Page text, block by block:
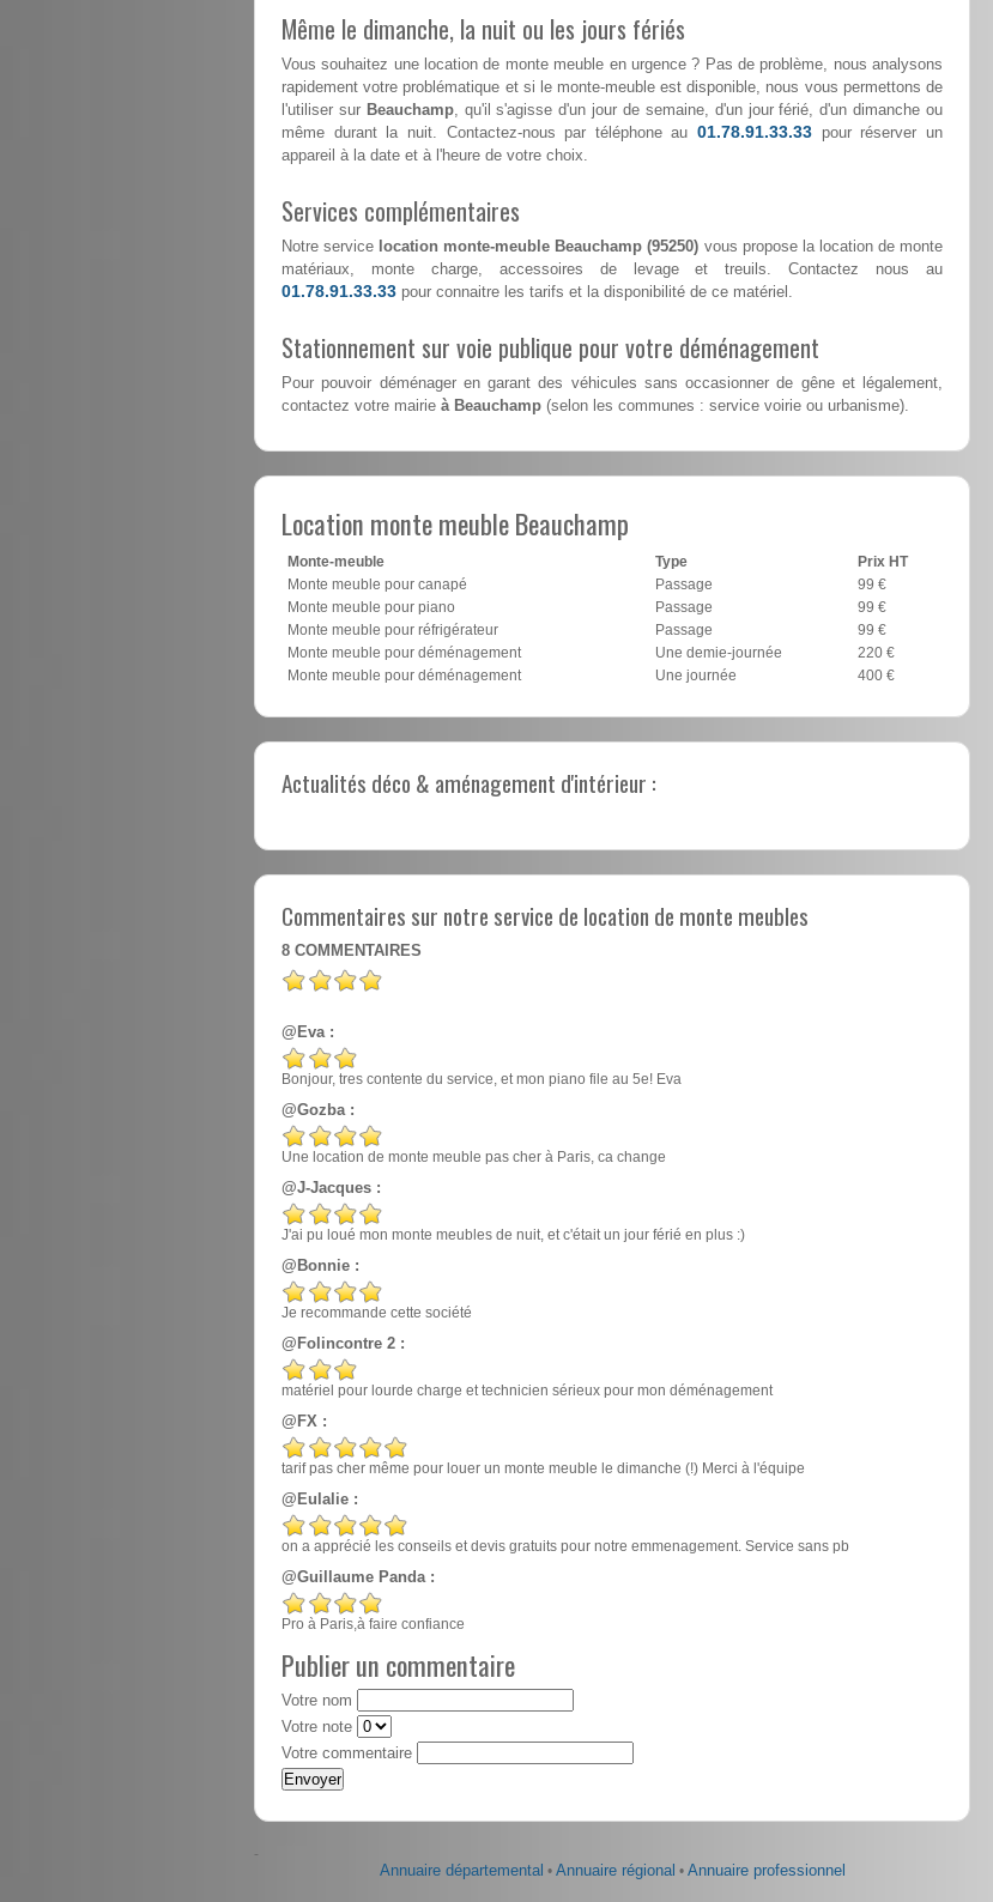
Même le dimanche, la nuit ou les jours fériés
Vous souhaitez une location de monte meuble en urgence ? Pas de problème, nous analysons
rapidement votre problématique et si le monte-meuble est disponible, nous vous permettons de
l'utiliser sur Beauchamp, qu'il s'agisse d'un jour de semaine, d'un jour férié, d'un dimanche ou
même durant la nuit. Contactez-nous par téléphone au01.78.91.33.33 pour réserver un
appareil à la date et à l'heure de votre choix.
Services complémentaires
Notre service location monte-meuble Beauchamp (95250) vous propose la location de monte
matériaux, monte charge, accessoires de levage et treuils. Contactez nous au
01.78.91.33.33 pour connaitre les tarifs et la disponibilité de ce matériel.
Stationnement sur voie publique pour votre déménagement
Pour pouvoir déménager en garant des véhicules sans occasionner de gêne et légalement,
contactez votre mairie à Beauchamp (selon les communes : service voirie ou urbanisme).
Location monte meuble Beauchamp
Monte-meuble Type
Prix HT
Monte meuble pour canapé
Passage
99 €
Monte meuble pour piano
Passage
99 €
Monte meuble pour réfrigérateur
Passage
99 €
Monte meuble pour déménagement
Une demie-journée
220 €
Monte meuble pour déménagement
Une journée 400 €
Actualités déco & aménagement d'intérieur :
Commentaires sur notre service de location de monte meubles
8 COMMENTAIRES
@Eva :
Bonjour, tres contente du service, et mon piano file au 5e! Eva
@Gozba :
Une location de monte meuble pas cher à Paris, ca change
@J-Jacques :
J'ai pu loué mon monte meubles de nuit, et c'était un jour férié en plus :)
@Bonnie :
Je recommande cette société
@Folincontre 2 :
matériel pour lourde charge et technicien sérieux pour mon déménagement
@FX :
tarif pas cher même pour louer un monte meuble le dimanche (!) Merci à l'équipe
@Eulalie :
on a apprécié les conseils et devis gratuits pour notre emmenagement. Service sans pb
@Guillaume Panda :
Pro à Paris,à faire confiance
Publier un commentaire
Votre nom
Votre note
Votre commentaire
-
Annuaire départemental • Annuaire régional • Annuaire professionnel